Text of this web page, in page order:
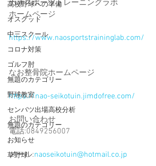
高校野球への準備
オスグッド
中三スクール
コロナ対策
ゴルフ肘
無題のカテゴリー
野球教室
センバツ出場高校分析
無題のカテゴリー
お知らせ
草野球
ナオスポーツトレーニングラボ
ホームページ
https://www.naosportstraininglab.com/
なお整骨院ホームページ
https://nao-seikotuin.jimdofree.com/
お問い合わせ
電話:0849256007
メール:naoseikotuin@hotmail.co.jp